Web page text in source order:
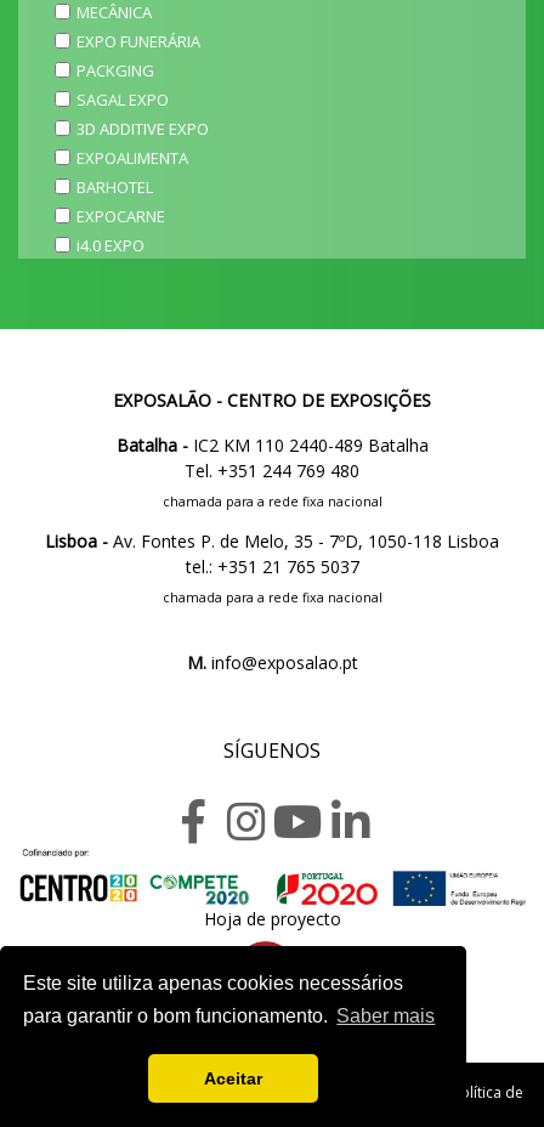
Este site utiliza apenas cookies necessários
para garantir o bom funcionamento. Saber mais
Aceitar
MECÂNICA
EXPO FUNERÁRIA
PACKGING
SAGAL EXPO
3D ADDITIVE EXPO
EXPOALIMENTA
BARHOTEL
EXPOCARNE
i4.0 EXPO
EXPOSALÃO - CENTRO DE EXPOSIÇÕES
Batalha -IC2 KM 110 2440-489 Batalha
Tel. +351 244 769 480
chamada para a rede fixa nacional
Lisboa - Av. Fontes P. de Melo, 35 - 7ºD, 1050-118 Lisboa
tel.: +351 21 765 5037
chamada para a rede fixa nacional
M.info@exposalao.pt
SÍGUENOS
Hoja de proyecto
Política de